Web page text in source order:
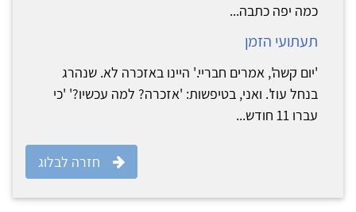
כמה יפה כתבה...
תעתועי הזמן
'יום קשה', אמרים חבריי.' היינו באזכרה לא. שנהרג
בנחל עוז'. ואני, בטיפשות: 'אזכרה? למה עכשיו?' 'כי
עברו 11 חודש...
חזרה לבלוג